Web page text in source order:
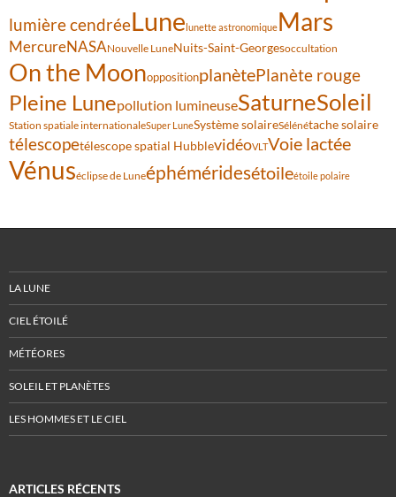
lumière cendréeLunelunette astronomiqueMars
MercureNASANouvelle LuneNuits-Saint-Georgesoccultation
On the MoonoppositionplanètePlanète rouge
Pleine Lunepollution lumineuseSaturneSoleil
Station spatiale internationaleSuper LuneSystème solaireSélénétache solaire
télescopetélescope spatial HubblevidéoVLTVoie lactée
Vénuséclipse de Luneéphéméridesétoileétoile polaire
LA LUNE
CIEL ÉTOILÉ
MÉTÉORES
SOLEIL ET PLANÈTES
LES HOMMES ET LE CIEL
ARTICLES RÉCENTS